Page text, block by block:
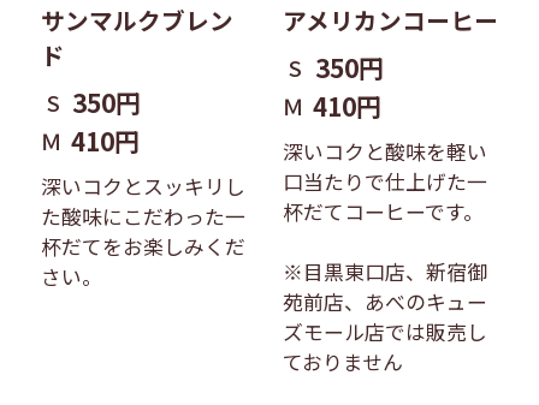
サンマルクブレン
ド
S 350円
Ｍ 410円
深いコクとスッキリし
た酸味にこだわった一
杯だてをお楽しみくだ
さい。
アメリカンコーヒー
S 350円
Ｍ 410円
深いコクと酸味を軽い
口当たりで仕上げた一
杯だてコーヒーです。
※目黒東口店、新宿御
苑前店、あべのキュー
ズモール店では販売し
ておりません